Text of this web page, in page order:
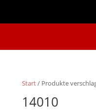
Start/ Produkte
14010